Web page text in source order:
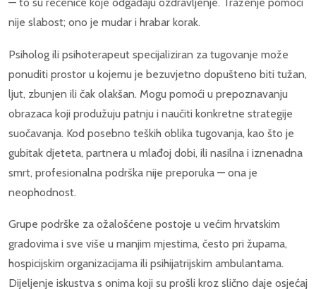
nije slabost; ono je mudar i hrabar korak.
Psiholog ili psihoterapeut specijaliziran za tugovanje može
ponuditi prostor u kojemu je bezuvjetno dopušteno biti tužan,
ljut, zbunjen ili čak olakšan. Mogu pomoći u prepoznavanju
obrazaca koji produžuju patnju i naučiti konkretne strategije
suočavanja. Kod posebno teških oblika tugovanja, kao što je
gubitak djeteta, partnera u mlađoj dobi, ili nasilna i iznenadna
smrt, profesionalna podrška nije preporuka — ona je
neophodnost.
Grupe podrške za ožalošćene postoje u većim hrvatskim
gradovima i sve više u manjim mjestima, često pri župama,
hospicijskim organizacijama ili psihijatrijskim ambulantama.
Dijeljenje iskustva s onima koji su prošli kroz slično daje osjećaj